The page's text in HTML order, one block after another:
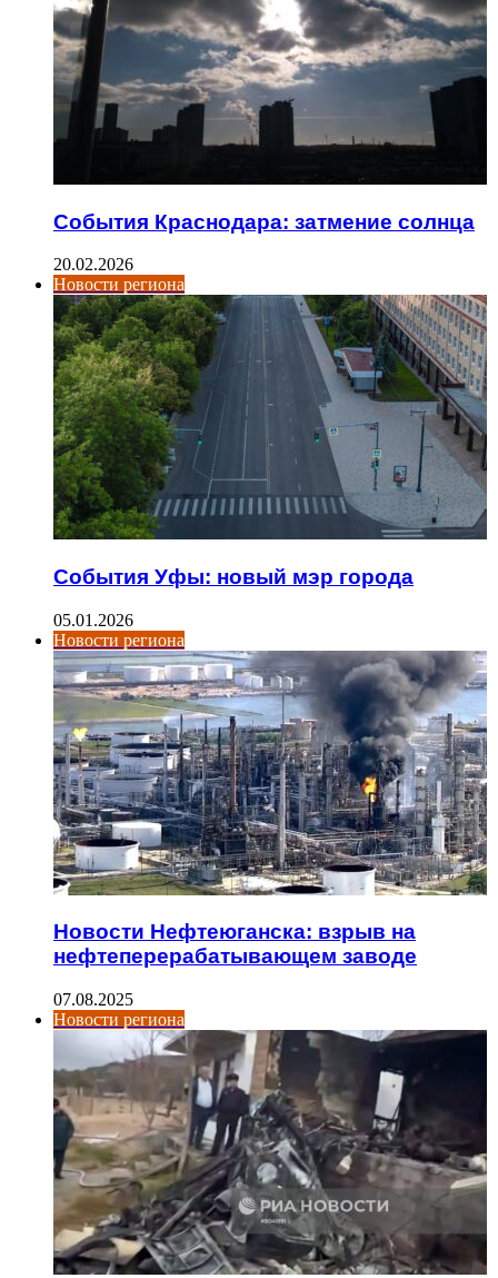
События Краснодара: затмение солнца
20.02.2026
Новости региона
События Уфы: новый мэр города
05.01.2026
Новости региона
Новости Нефтеюганска: взрыв на
нефтеперерабатывающем заводе
07.08.2025
Новости региона